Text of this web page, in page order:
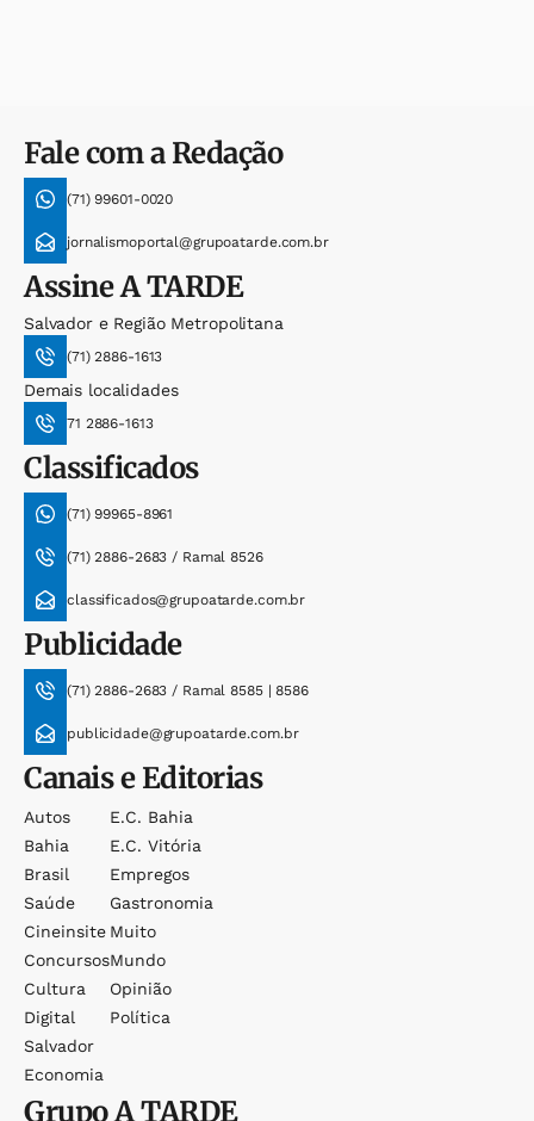
Fale com a Redação
(71) 99601-0020
jornalismoportal@grupoatarde.com.br
AssineA TARDE
Salvador e Região Metropolitana
(71) 2886-1613
Demais localidades
71 2886-1613
Classificados
(71) 99965-8961
(71) 2886-2683 / Ramal 8526
classificados@grupoatarde.com.br
Publicidade
(71) 2886-2683 / Ramal 8585 | 8586
publicidade@grupoatarde.com.br
Canais e Editorias
Autos
Bahia
Brasil
Saúde
Cineinsite
Concursos
Cultura
Digital
Salvador
Economia
E.c. Bahia
E.c. Vitória
Empregos
Gastronomia
Muito
Mundo
Opinião
Política
GrupoA TARDE